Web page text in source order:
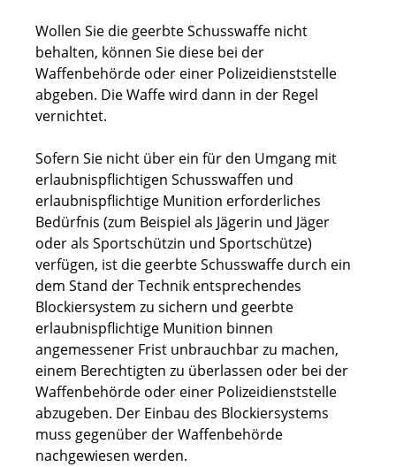
Wollen Sie die geerbte Schusswaffe nicht
behalten, können Sie diese bei der
Waffenbehörde oder einer Polizeidienststelle
abgeben. Die Waffe wird dann in der Regel
vernichtet.
Sofern Sie nicht über ein für den Umgang mit
erlaubnispflichtigen Schusswaffen und
erlaubnispflichtige Munition erforderliches
Bedürfnis (zum Beispiel als Jägerin und Jäger
oder als Sportschützin und Sportschütze)
verfügen, ist die geerbteSchusswaffe durch ein
dem Stand der Technik entsprechendes
Blockiersystem zu sichern und geerbte
erlaubnispflichtige Munition binnen
angemessener Frist unbrauchbar zu machen,
einem Berechtigten zu überlassen oder bei der
Waffenbehörde oder einer Polizeidienststelle
abzugeben. Der Einbau des Blockiersystems
muss gegenüber der Waffenbehörde
nachgewiesen werden.